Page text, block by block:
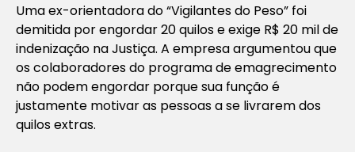
Uma ex-orientadora do “Vigilantes do Peso” foi
demitida por engordar 20 quilos e exige R$ 20 mil de
indenização na Justiça. A empresa argumentou que
os colaboradores do programa de emagrecimento
não podem engordar porque sua função é
justamente motivar as pessoas a se livrarem dos
quilos extras.